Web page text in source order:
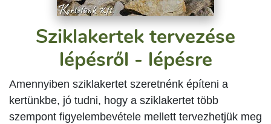
Sziklakertek tervezése
lépésről - lépésre
Amennyiben sziklakertet szeretnénk építeni a
kertünkbe, jó tudni, hogy a sziklakertet több
szempont figyelembevétele mellett tervezhetjük meg